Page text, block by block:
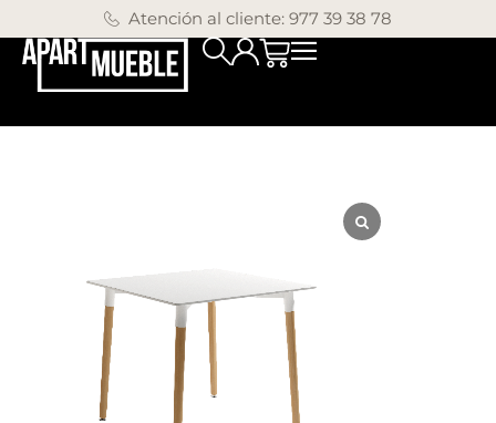
Atención al cliente: 977 39 38 78